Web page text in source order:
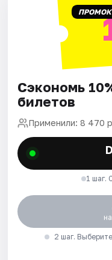
Сэкономь
билетов
Применили: 8 470
1 шаг.
2 шаг.